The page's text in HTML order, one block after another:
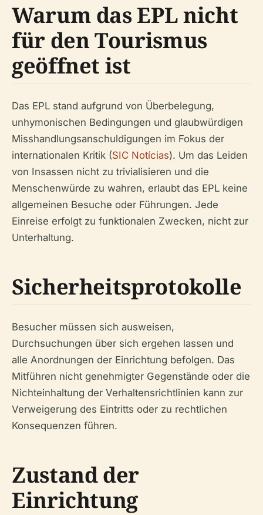
Warum das EPL nicht
für den Tourismus
geöffnet ist
Das EPL stand aufgrund von Überbelegung,
unhymonischen Bedingungen und glaubwürdigen
Misshandlungsanschuldigungen im Fokus der
internationalen Kritik (SIC Notícias). Um das Leiden
von Insassen nicht zu trivialisieren und die
Menschenwürde zu wahren, erlaubt das EPL keine
allgemeinen Besuche oder Führungen. Jede
Einreise erfolgt zu funktionalen Zwecken, nicht zur
Unterhaltung.
Sicherheitsprotokolle
Besucher müssen sich ausweisen,
Durchsuchungen über sich ergehen lassen und
alle Anordnungen der Einrichtung befolgen. Das
Mitführen nicht genehmigter Gegenstände oder die
Nichteinhaltung der Verhaltensrichtlinien kann zur
Verweigerung des Eintritts oder zu rechtlichen
Konsequenzen führen.
Zustand der
Einrichtung